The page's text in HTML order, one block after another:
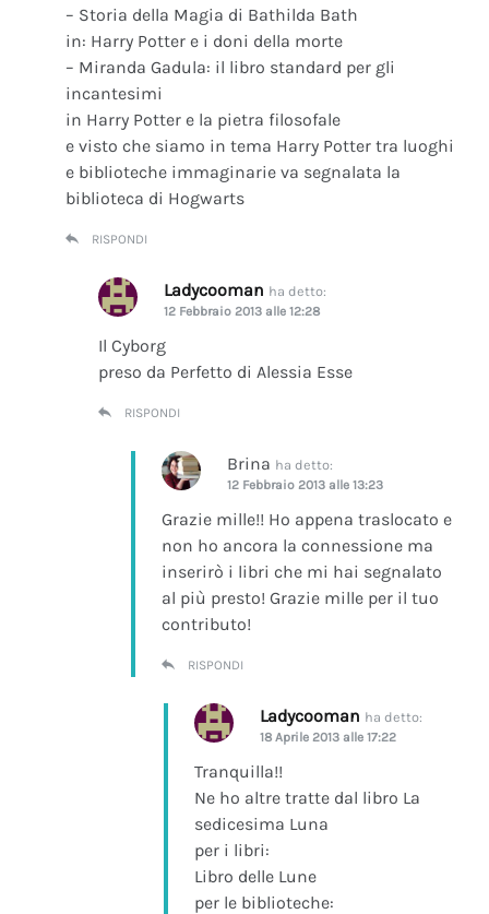
– Storia della Magia di Bathilda Bath
in: Harry Potter e i doni della morte
– Miranda Gadula: il libro standard per gli
incantesimi
in Harry Potter e la pietra filosofale
e visto che siamo in tema Harry Potter tra luoghi
e biblioteche immaginarie va segnalata la
biblioteca di Hogwarts
RISPONDI
Ladycooman ha detto:
12 Febbraio 2013 alle 12:28
Il Cyborg
preso da Perfetto di Alessia Esse
RISPONDI
Brina ha detto:
12 Febbraio 2013 alle 13:23
Grazie mille!! Ho appena traslocato e
non ho ancora la connessione ma
inserirò i libri che mi hai segnalato
al più presto! Grazie mille per il tuo
contributo!
RISPONDI
Ladycooman ha detto:
18 Aprile 2013 alle 17:22
Tranquilla!!
Ne ho altre tratte dal libro La
sedicesima Luna
per i libri:
Libro delle Lune
per le biblioteche: